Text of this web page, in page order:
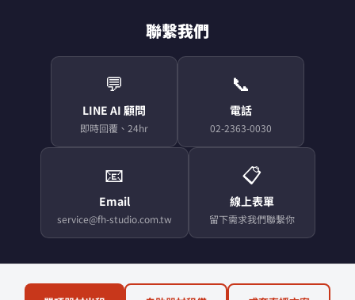
聯繫我們
💬
LINE AI 顧問
即時回覆、24hr
📞
電話
02-2363-0030
📧
Email
service@fh-studio.com.tw
📋
線上表單
留下需求我們聯繫你